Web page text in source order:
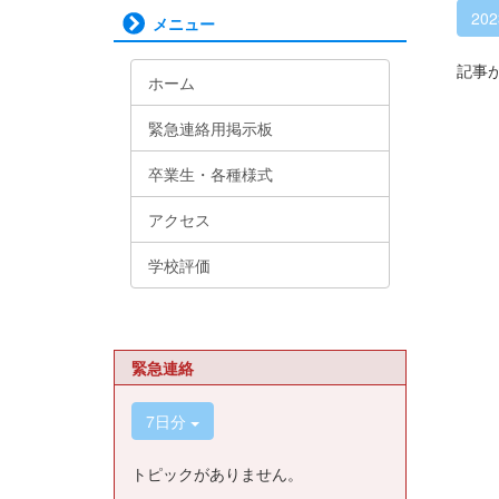
記事
メニュー
ホーム
緊急連絡用掲示板
卒業生・各種様式
アクセス
学校評価
緊急連絡
7日分
トピックがありません。